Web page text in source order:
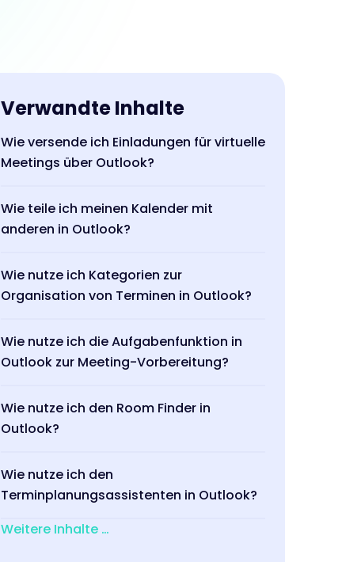
Verwandte Inhalte
Wie versende ich Einladungen für virtuelle
Meetings über Outlook?
Wie teile ich meinen Kalender mit
anderen in Outlook?
Wie nutze ich Kategorien zur
Organisation von Terminen in Outlook?
Wie nutze ich die Aufgabenfunktion in
Outlook zur Meeting-Vorbereitung?
Wie nutze ich den Room Finder in
Outlook?
Wie nutze ich den
Terminplanungsassistenten in Outlook?
Weitere Inhalte …